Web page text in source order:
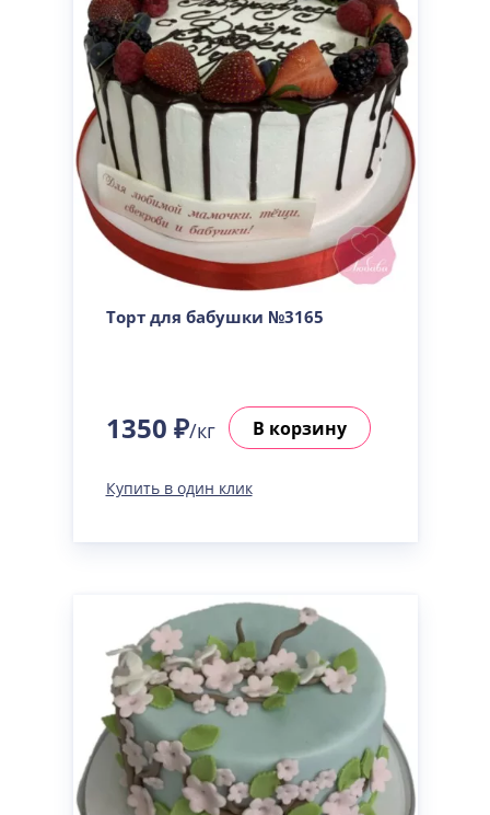
Торт для бабушки №3165
1350 ₽/кг В корзину
Купить в один клик